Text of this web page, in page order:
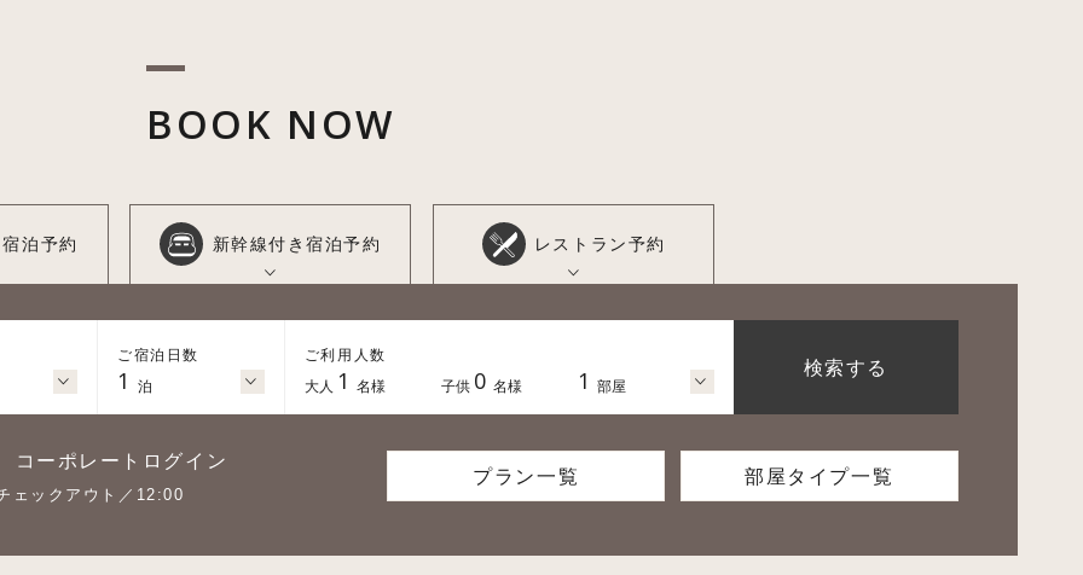
BOOK NOW
宿泊予約 新幹線付き宿泊予約 レストラン予約
ご宿泊日数
1 泊
ご利用人数
大人 1 名様 子供 0 名様 1 部屋
検索する
プラン一覧 部屋タイプ一覧
コーポレートログイン
ェックアウト／12:00